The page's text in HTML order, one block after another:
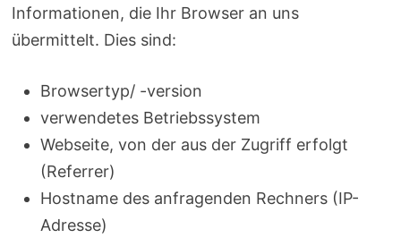
Informationen, die Ihr Browser an uns
übermittelt. Dies sind:
Browsertyp/ -version
verwendetes Betriebssystem
Webseite, von der aus der Zugriff erfolgt
(Referrer)
Hostname des anfragenden Rechners (IP-
Adresse)